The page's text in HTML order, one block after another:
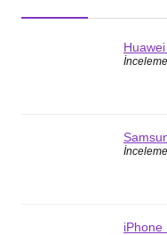
İnceleme
İnceleme
iPhone